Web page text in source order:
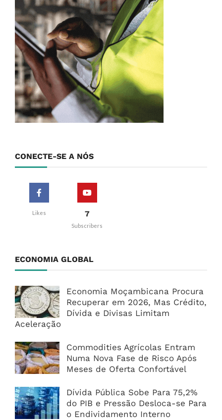
CONECTE-SE A NÓS
Likes 7
Subscribers
ECONOMIA GLOBAL
Economia Moçambicana Procura
Recuperar em 2026, Mas Crédito,
Dívida e Divisas Limitam
Aceleração
Commodities Agrícolas Entram
Numa Nova Fase de Risco Após
Meses de Oferta Confortável
Dívida Pública Sobe Para 75,2%
do PIB e Pressão Desloca-se Para
o Endividamento Interno